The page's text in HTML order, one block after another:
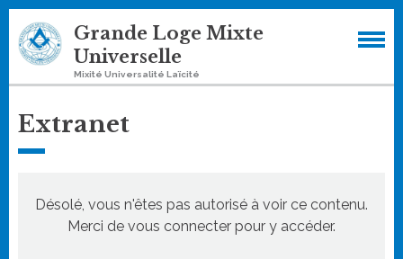
Grande Loge Mixte
Universelle
Mixité Universalité Laïcité
Extranet
Désolé, vous n'êtes pas autorisé à voir ce contenu.
Merci de vous connecter pour y accéder.